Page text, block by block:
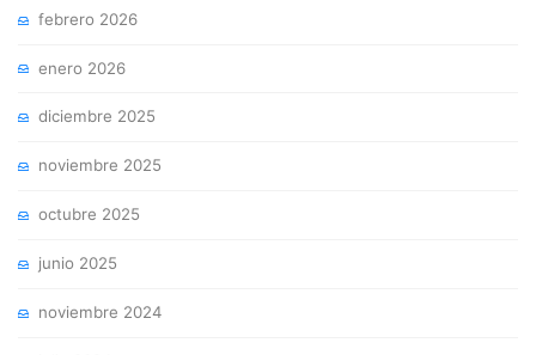
febrero 2026
enero 2026
diciembre 2025
noviembre 2025
octubre 2025
junio 2025
noviembre 2024